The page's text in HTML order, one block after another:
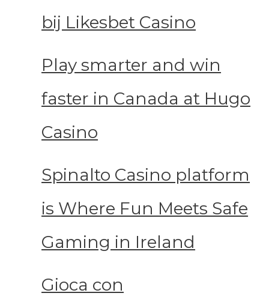
bij Likesbet Casino
Play smarter and win
faster in Canada at Hugo
Casino
Spinalto Casino platform
is Where Fun Meets Safe
Gaming in Ireland
Gioca con